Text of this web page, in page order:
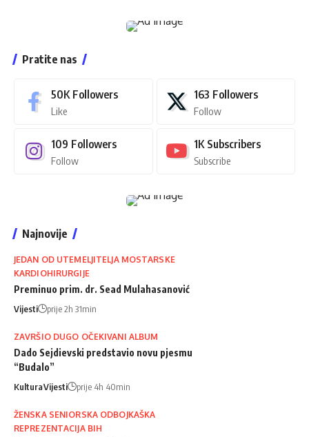
Pratite nas
50K Followers
Like
163 Followers
Follow
109 Followers
Follow
1K Subscribers
Subscribe
Najnovije
JEDAN OD UTEMELJITELJA MOSTARSKE
KARDIOHIRURGIJE
Preminuo prim. dr. Sead Mulahasanović
Vijesti prije 2h 31min
ZAVRŠIO DUGO OČEKIVANI ALBUM
Dado Sejdievski predstavio novu pjesmu
“Budalo”
KulturaVijesti prije 4h 40min
ŽENSKA SENIORSKA ODBOJKAŠKA
REPREZENTACIJA BIH